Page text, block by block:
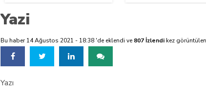
Zorkun Yaylası’nda Çevre Temizliği
Cumhurbaşkanı Erdoğan, AK Parti yerel
Yazi
Bu haber 14 Ağustos 2021 - 18:38 'de eklendi ve 807 İzlendi kez
Yazı